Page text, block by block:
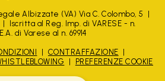
Albizzate (VA) Via C. Colombo, 5
Iscritta al Reg. Imp. di VARESE - n.
di Varese al n. 69914
CONTRAFFAZIONE
PREFERENZE COOKIE